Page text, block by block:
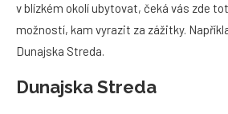
v blízkém okolí ubytovat, čeká vás zde
možností, kam vyrazit za zážitky.
Dunajska Streda.
Dunajska Streda